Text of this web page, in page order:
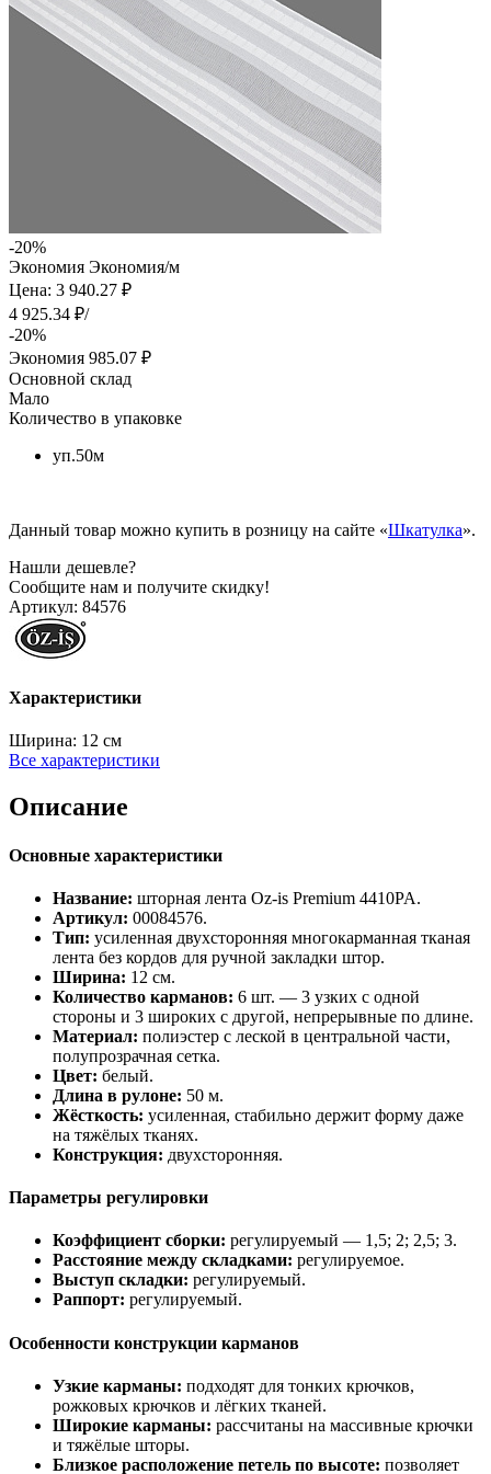
-20%
Экономия Экономия/м
Цена: 3 940.27 ₽
4 925.34 ₽/
-20%
Экономия 985.07 ₽
Основной склад
Мало
Количество в упаковке
уп.50м
Данный товар можно купить в розницу на сайте «Шкатулка».
Нашли дешевле?
Сообщите нам и получите скидку!
Артикул: 84576
Характеристики
Ширина: 12 см
Все характеристики
Описание
Основные характеристики
Название: шторная лента Oz‑is Premium 4410PA.
Артикул: 00084576.
Тип: усиленная двухсторонняя многокарманная тканая
лента без кордов для ручной закладки штор.
Ширина: 12 см.
Количество карманов: 6 шт. — 3 узких с одной
стороны и 3 широких с другой, непрерывные по длине.
Материал: полиэстер с леской в центральной части,
полупрозрачная сетка.
Цвет: белый.
Длина в рулоне: 50 м.
Жёсткость: усиленная, стабильно держит форму даже
на тяжёлых тканях.
Конструкция: двухсторонняя.
Параметры регулировки
Коэффициент сборки: регулируемый — 1,5; 2; 2,5; 3.
Расстояние между складками: регулируемое.
Выступ складки: регулируемый.
Раппорт: регулируемый.
Особенности конструкции карманов
Узкие карманы: подходят для тонких крючков,
рожковых крючков и лёгких тканей.
Широкие карманы: рассчитаны на массивные крючки
и тяжёлые шторы.
Близкое расположение петель по высоте: позволяет